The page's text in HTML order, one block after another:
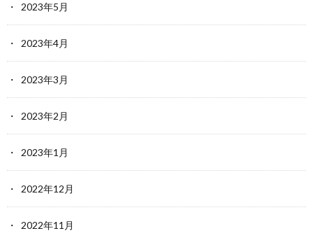
2023年5月
2023年4月
2023年3月
2023年2月
2023年1月
2022年12月
2022年11月